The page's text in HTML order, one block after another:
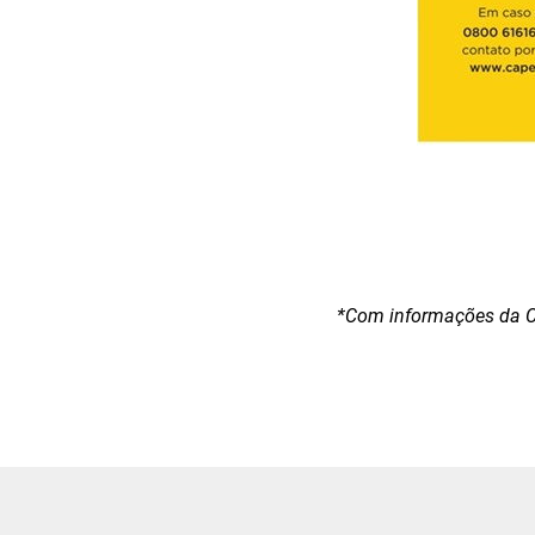
*Com informações da